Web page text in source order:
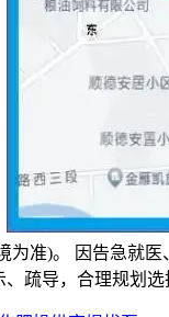
为准)。 因告急就
疏导，合理规划